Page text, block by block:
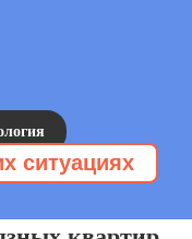
ситуациях